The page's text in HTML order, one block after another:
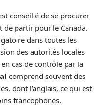
conseillé de se procurer
de partir pour le Canada.
dans toutes les
des autorités locales
cas de contrôle par la
comprend souvent des
dont l’anglais, ce qui est
francophones.